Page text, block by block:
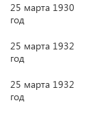
25 марта 1930
год
25 марта 1932
год
25 марта 1932
год